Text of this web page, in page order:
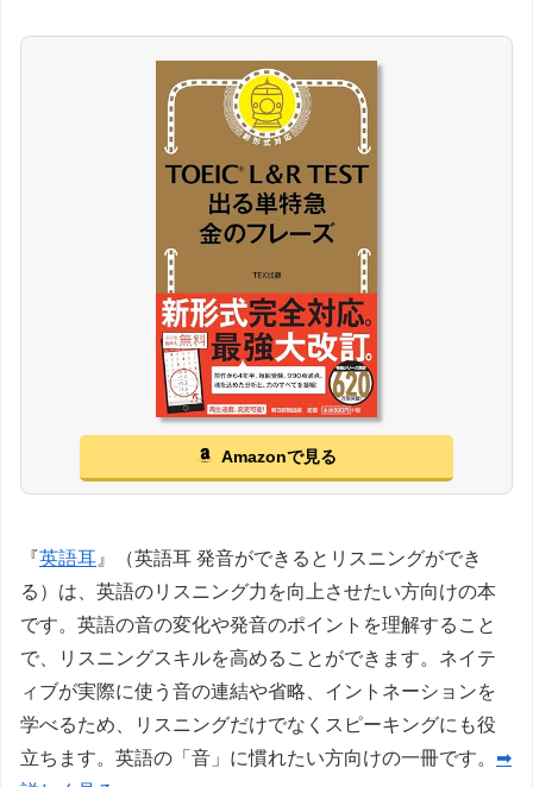
Amazonで見る
『英語耳 』（英語耳 発音ができるとリスニングができ
る）は、英語のリスニング力を向上させたい方向けの本
です。英語の音の変化や発音のポイントを理解すること
で、リスニングスキルを高めることができます。ネイテ
ィブが実際に使う音の連結や省略、イントネーションを
学べるため、リスニングだけでなくスピーキングにも役
立ちます。英語の「音」に慣れたい方向けの一冊です。 ➡